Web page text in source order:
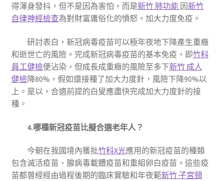
得渾身發抖，但不是因為害怕，而是新竹 肺功能 因新竹
自律神經檢查為對財富庸俗化的憤怒。加大力度免疫。
研討表白，新冠病毒疫苗可以極年夜地下降產生重癥
和逝世亡的風險。完成新冠病毒疫苗的基本免疫，即竹科
員工健檢便沾染，但成長成重癥的風險至多下新竹 成人
健檢降80%，假如還接種了加大力度針，風險下降90%以
上。是以，合適前提的白叟應盡快完成加大力度針的接
種。
4.哪種新冠疫苗比擬合適老年人？
今朝在我國境內獲批竹科X光應用的新冠疫苗的種類
包含滅活疫苗、腺病毒載體疫苗和重組卵白疫苗。這些疫
苗都曾經經由過程後期的臨床實驗和年夜範新竹 子宮頸